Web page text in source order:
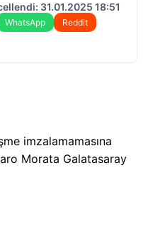
31.01.2025 18:51
WhatsApp
Reddit
imzalamamasına
Morata Galatasaray